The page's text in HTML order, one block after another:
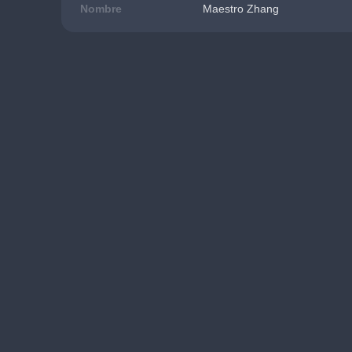
Nombre Maestro Zhang